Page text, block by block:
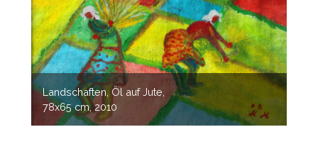
Landschaften, Öl auf Jute,
78x65 cm, 2010